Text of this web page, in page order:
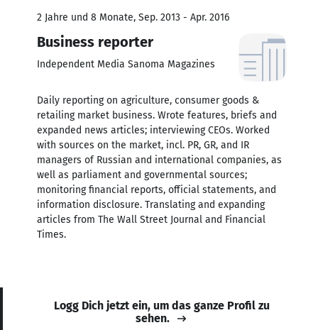
2 Jahre und 8 Monate, Sep. 2013 - Apr. 2016
Business reporter
Independent Media Sanoma Magazines
Daily reporting on agriculture, consumer goods &
retailing market business. Wrote features, briefs and
expanded news articles; interviewing CEOs. Worked
with sources on the market, incl. PR, GR, and IR
managers of Russian and international companies, as
well as parliament and governmental sources;
monitoring financial reports, official statements, and
information disclosure. Translating and expanding
articles from The Wall Street Journal and Financial
Times.
Logg Dich jetzt ein, um das ganze Profil zu
sehen.